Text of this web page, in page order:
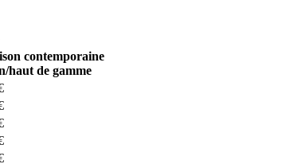
contemporaine
haut de gamme